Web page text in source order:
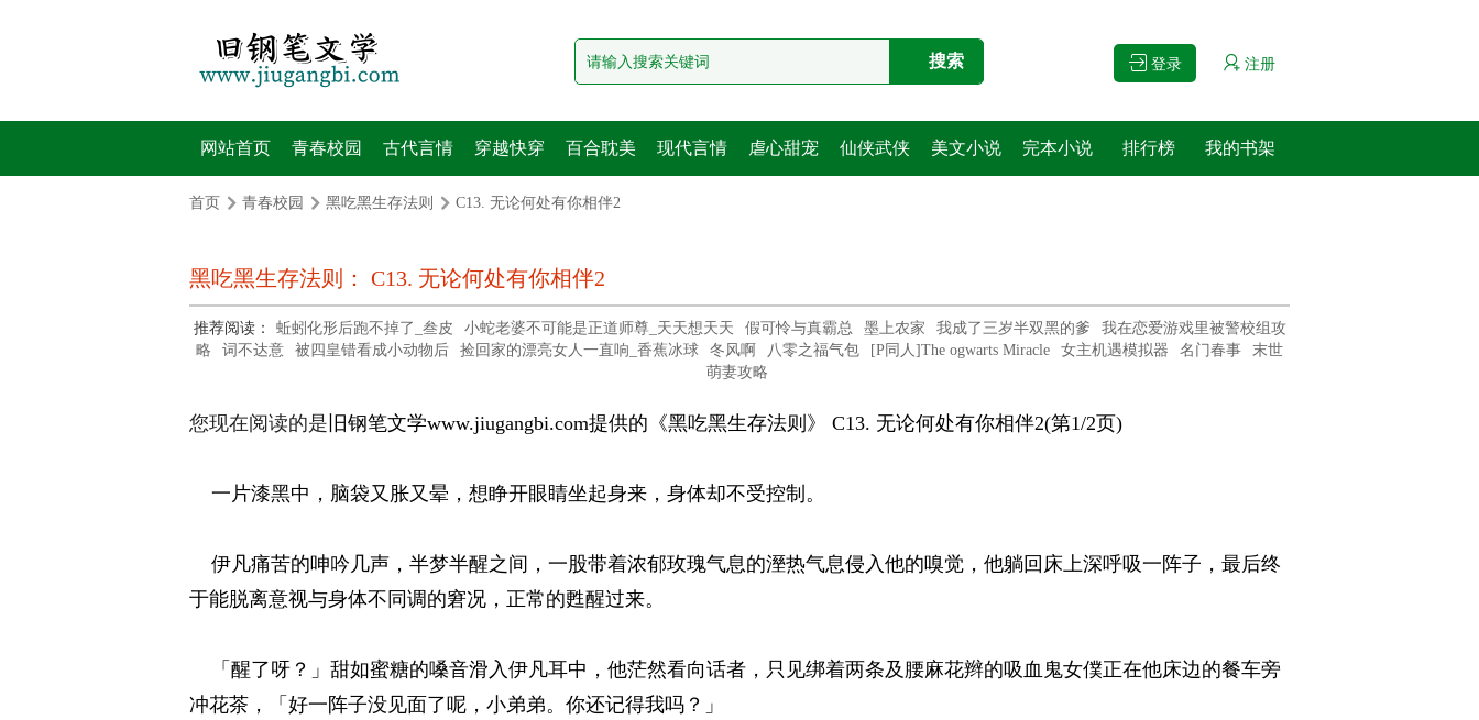
登录 注册
网站首页 青春校园 古代言情 穿越快穿 百合耽美 现代言情 虐心甜宠 仙侠武侠 美文小说 完本小说 排行榜 我的书架
首页 青春校园 黑吃黑生存法则 C13. 无论何处有你相伴2
黑吃黑生存法则： C13. 无论何处有你相伴2
推荐阅读： 蚯蚓化形后跑不掉了_叁皮 小蛇老婆不可能是正道师尊_天天想天天 假可怜与真霸总 墨上农家 我成了三岁半双黑的爹
我在恋爱游戏里被警校组攻
略
词不达意 被四皇错看成小动物后 捡回家的漂亮女人一直响_香蕉冰球 冬风啊 八零之福气包 [P同人]The ogwarts Miracle 女主机遇模拟器 名门春事
末世
萌妻攻略
您现在阅读的是 旧钢笔文学www.jiugangbi.com提供的《黑吃黑生存法则》 C13. 无论何处有你相伴2(第1/2页)
一片漆黑中，脑袋又胀又晕，想睁开眼睛坐起身来，身体却不受控制。
伊凡痛苦的呻吟几声，半梦半醒之间，一股带着浓郁玫瑰气息的溼热气息侵入他的嗅觉，他躺回床上深呼吸一阵子，最后终
于能脱离意视与身体不同调的窘况，正常的甦醒过来。
「醒了呀？」甜如蜜糖的嗓音滑入伊凡耳中，他茫然看向话者，只见绑着两条及腰麻花辫的吸血鬼女僕正在他床边的餐车旁
冲花茶，「好一阵子没见面了呢，小弟弟。你还记得我吗？」